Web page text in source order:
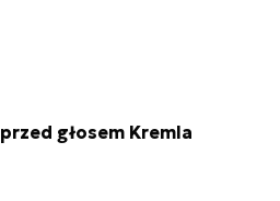
głosem Kremla